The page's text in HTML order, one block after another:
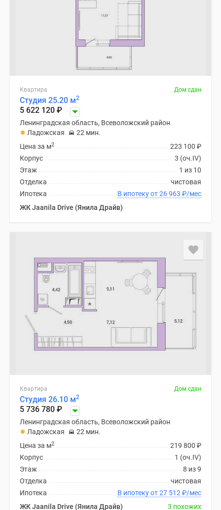
Квартира Дом сдан
Студия 25.20 м2
5 622 120 ₽
Ленинградская область, Всеволожский район
Ладожская
22 мин.
223 100 ₽
Цена за м2
3 (оч.IV)
Корпус
1 из 10
Этаж
чистовая
Отделка
В ипотеку от 26 963 ₽/мес
Ипотека
ЖК Jaanila Drive (Янила Драйв)
Квартира Дом сдан
Студия 26.10 м2
5 736 780 ₽
Ленинградская область, Всеволожский район
Ладожская
22 мин.
219 800 ₽
Цена за м2
1 (оч.IV)
Корпус
8 из 9
Этаж
чистовая
Отделка
В ипотеку от 27 512 ₽/мес
Ипотека
ЖК Jaanila Drive (Янила Драйв)
3 похожих